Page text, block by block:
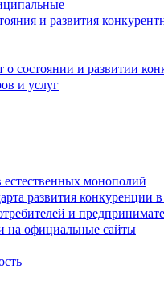
и развития
о состоянии и развитии
и услуг
естественных монополий
развития конкуренции
и
на официальные сайты